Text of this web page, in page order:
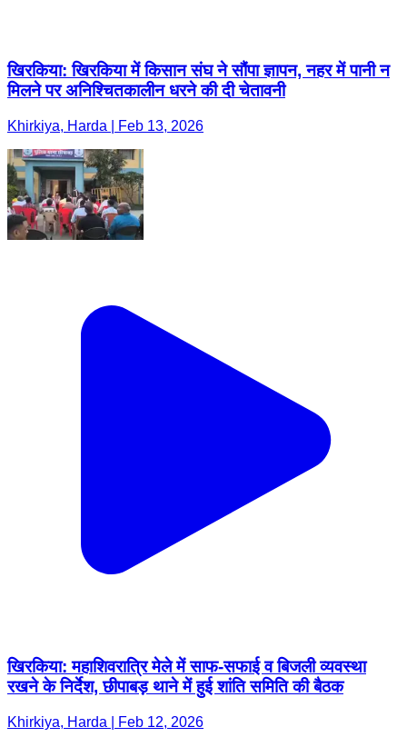
खिरकिया: खिरकिया में किसान संघ ने सौंपा ज्ञापन, नहर में पानी न
मिलने पर अनिश्चितकालीन धरने की दी चेतावनी
Khirkiya, Harda | Feb 13, 2026
खिरकिया: महाशिवरात्रि मेले में साफ-सफाई व बिजली व्यवस्था
रखने के निर्देश, छीपाबड़ थाने में हुई शांति समिति की बैठक
Khirkiya, Harda | Feb 12, 2026